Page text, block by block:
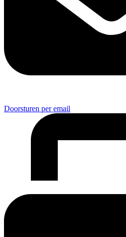
Doorsturen per email